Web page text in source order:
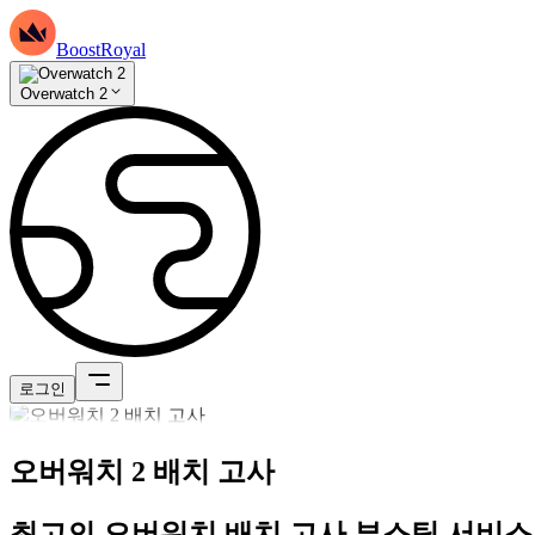
BoostRoyal
Overwatch 2
로그인
오버워치 2 배치 고사